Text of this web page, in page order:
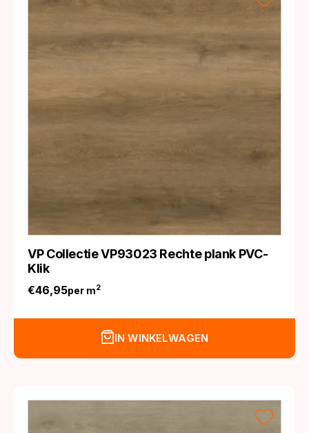
VP Collectie VP93023 Rechte plank PVC-
Klik
€46,95per m2
IN WINKELWAGEN